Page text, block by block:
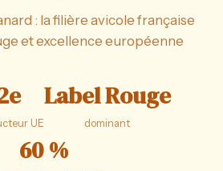
: la filière avicole française
et excellence européenne
UE
Label Rouge
dominant
60 %